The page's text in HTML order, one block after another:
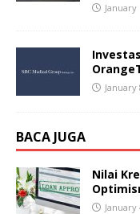
January
January
BACA JUGA
Nilai
January